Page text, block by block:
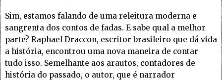
Sim, estamos falando de uma releitura moderna e
sangrenta dos contos de fadas. E sabe qual a melhor
parte? Raphael Draccon, escritor brasileiro que dá vida
a história, encontrou uma nova maneira de contar
tudo isso. Semelhante aos arautos, contadores de
história do passado, o autor, que é narrador